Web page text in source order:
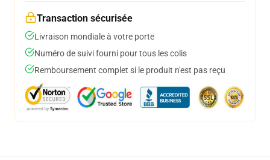
Transaction sécurisée
Livraison mondiale à votre porte
Numéro de suivi fourni pour tous les colis
Remboursement complet si le produit n'est pas reçu